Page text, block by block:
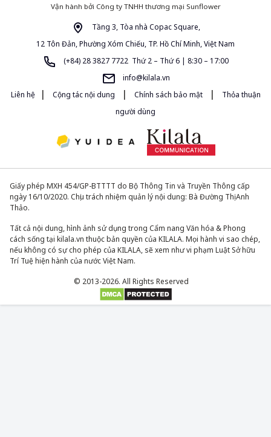
Vận hành bởi Công ty TNHH thương mại Sunflower
Tầng 3, Tòa nhà Copac Square,
12 Tôn Đản, Phường Xóm Chiếu, TP. Hồ Chí Minh, Việt Nam
(+84) 28 3827 7722 Thứ 2 – Thứ 6 | 8:30 – 17:00
info@kilala.vn
Liên hệ
| Cộng tác nội dung | Chính sách bảo mật |
Thỏa thuận
người dùng
Giấy phép MXH 454/GP-BTTTT do Bộ Thông Tin và Truyền Thông cấp
ngày 16/10/2020. Chịu trách nhiệm quản lý nội dung: Bà Đường Thị Anh
Thảo.
Tất cả nội dung, hình ảnh sử dụng trong Cẩm nang Văn hóa & Phong
cách sống tại kilala.vn thuộc bản quyền của KILALA. Mọi hành vi sao chép,
nếu không có sự cho phép của KILALA, sẽ xem như vi phạm Luật Sở hữu
Trí Tuệ hiện hành của nước Việt Nam.
© 2013-2026. All Rights Reserved